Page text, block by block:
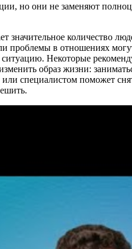
но они не заменяют
количество
проблемы в отношениях
Некоторые
образ жизни:
специалистом поможет